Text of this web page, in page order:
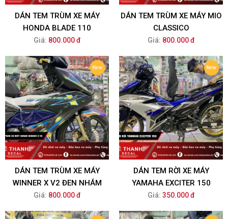
DÁN TEM TRÙM XE MÁY
HONDA BLADE 110
Giá: 800.000 đ
DÁN TEM TRÙM XE MÁY MIO
CLASSICO
Giá: 800.000 đ
DÁN TEM TRÙM XE MÁY
WINNER X V2 ĐEN NHÁM
Giá: 800.000 đ
DÁN TEM RỜI XE MÁY
YAMAHA EXCITER 150
Giá: 350.000 đ